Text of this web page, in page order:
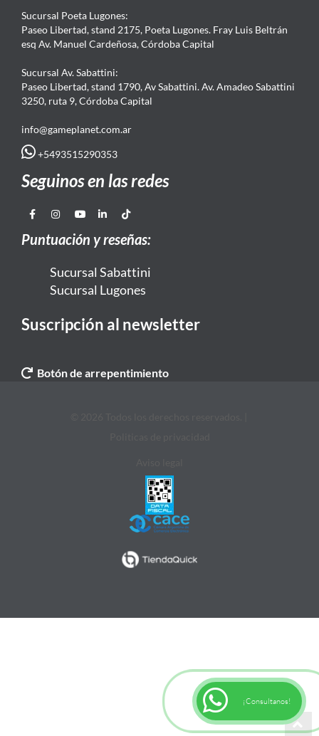
Sucursal Poeta Lugones:
Paseo Libertad, stand 2175, Poeta Lugones. Fray Luis Beltrán
esq Av. Manuel Cardeñosa, Córdoba Capital
Sucursal Av. Sabattini:
Paseo Libertad, stand 1790, Av Sabattini. Av. Amadeo Sabattini
3250, ruta 9, Córdoba Capital
info@gameplanet.com.ar
+5493515290353
Seguinos en las redes
Puntuación y reseñas:
Sucursal Sabattini
Sucursal Lugones
Suscripción al newsletter
Botón de arrepentimiento
¡Consultanos!